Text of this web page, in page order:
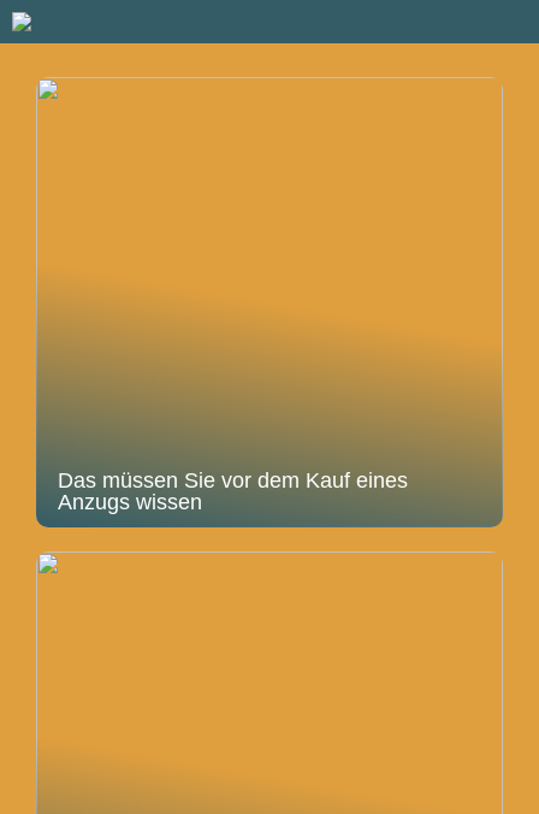
Das müssen Sie vor dem Kauf eines
Anzugs wissen